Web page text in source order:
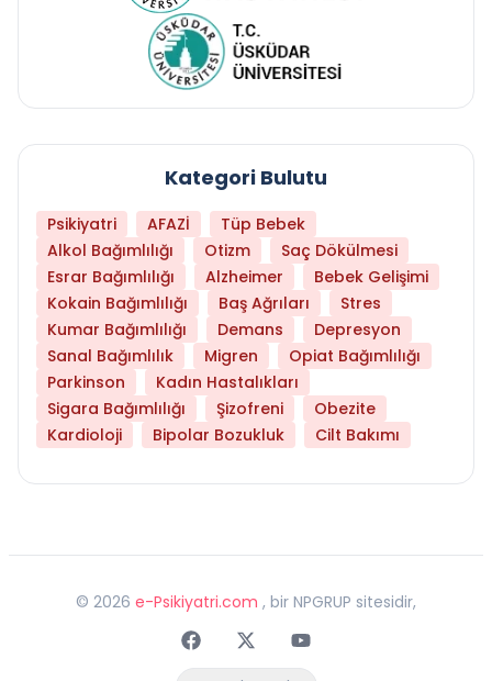
Kategori Bulutu
Psikiyatri AFAZİ
Tüp Bebek
Alkol Bağımlılığı
Otizm
Saç Dökülmesi
Esrar Bağımlılığı
Alzheimer
Bebek Gelişimi
Kokain Bağımlılığı
Baş Ağrıları
Stres
Kumar Bağımlılığı
Demans
Depresyon
Sanal Bağımlılık
Migren
Opiat Bağımlılığı
Parkinson
Kadın Hastalıkları
Sigara Bağımlılığı
Şizofreni
Obezite
Kardioloji
Bipolar Bozukluk Cilt Bakımı
© 2026 e-Psikiyatri.com , bir NPGRUP sitesidir,
FaceebokTwitterYoutube